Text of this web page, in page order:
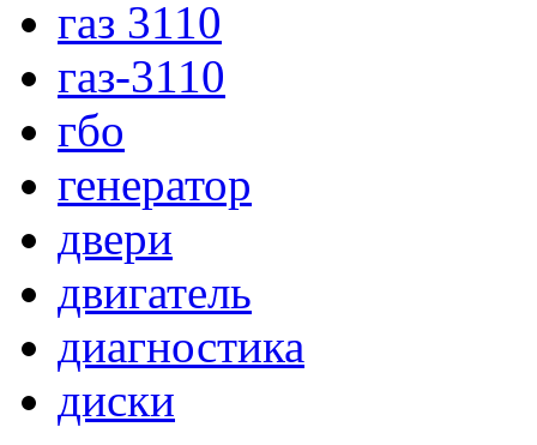
газ 3110
газ-3110
гбо
генератор
двери
двигатель
диагностика
диски